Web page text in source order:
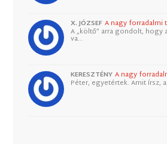
X. JÓZSEF A nagy forradalmi
A „költő” arra gondolt, hogy
va…
KERESZTÉNY A nagy
Péter, egyetértek. Amit írsz,